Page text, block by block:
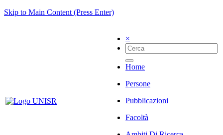
Skip to Main Content (Press Enter)
×
Home
Persone
Pubblicazioni
Facoltà